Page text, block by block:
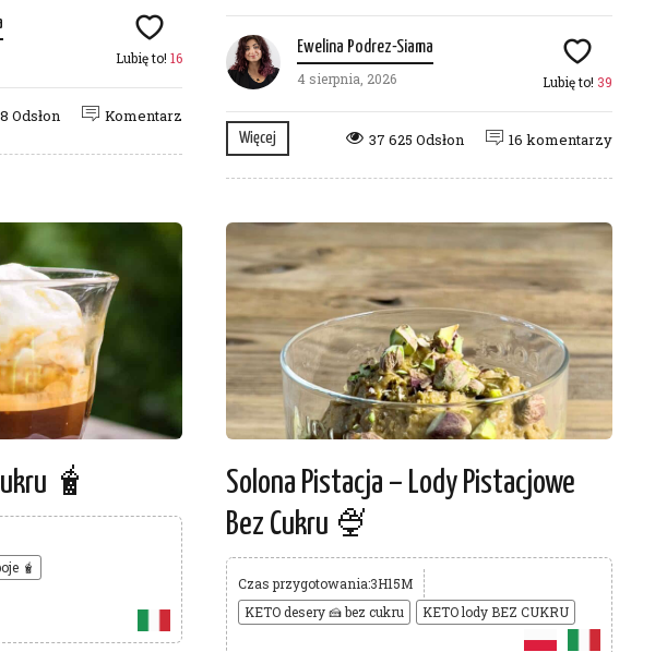
Lubię to! 16
Komentarz
Odsłon
Ewelina Podrez-Siama
4 sierpnia, 2026 Lubię to! 39
Więcej 16 komentarzy
37 625 Odsłon
🧋
🧋
Solona Pistacja – Lody Pistacjowe
Bez Cukru 🍨
Czas przygotowania:3H15M
KETO desery 🍰 bez cukru
KETO lody BEZ CUKRU